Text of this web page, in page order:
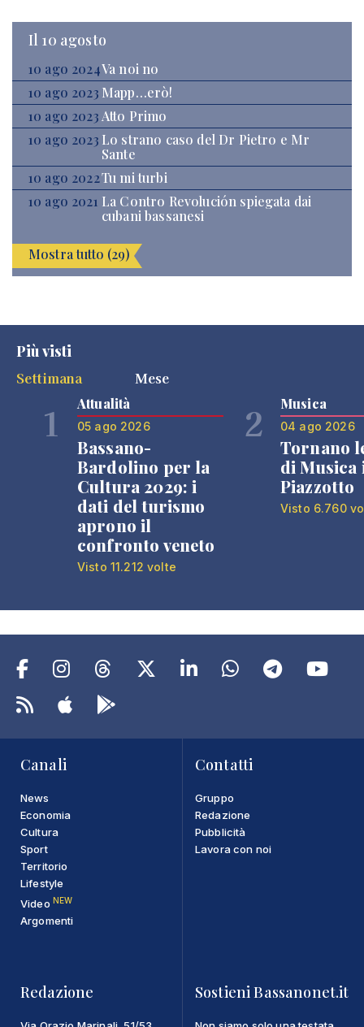
Il 10 agosto
10 ago 2024Va noi no
10 ago 2023 Mapp…erò!
10 ago 2023 Atto Primo
10 ago 2023 Lo strano caso del Dr Pietro e Mr
Sante
10 ago 2022Tu mi turbi
10 ago 2021 La Contro Revolución spiegata dai
cubani bassanesi
Mostra tutto (29)
Più visti
Settimana
Mese
1 Attualità
05 ago 2026
Bassano-
Bardolino per la
Cultura 2029: i
dati del turismo
aprono il
confronto veneto
Visto 11.212 volte
2 Musica
04 ago 2026
Tornano
di Musica
Piazzotto
Visto 6.760
Canali
News
Economia
Cultura
Sport
Territorio
Lifestyle
Video NEW
Argomenti
Contatti
Gruppo
Redazione
Pubblicità
Lavora con noi
Redazione Sostieni Bassanonet.it